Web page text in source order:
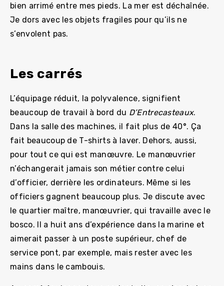
bien arrimé entre mes pieds. La mer est déchaînée.
Je dors avec les objets fragiles pour qu’ils ne
s’envolent pas.
Les carrés
L’équipage réduit, la polyvalence, signifient
beaucoup de travail à bord du D’Entrecasteaux.
Dans la salle des machines, il fait plus de 40°. Ça
fait beaucoup de T-shirts à laver. Dehors, aussi,
pour tout ce qui est manœuvre. Le manœuvrier
n’échangerait jamais son métier contre celui
d’officier, derrière les ordinateurs. Même si les
officiers gagnent beaucoup plus. Je discute avec
le quartier maître, manœuvrier, qui travaille avec le
bosco. Il a huit ans d’expérience dans la marine et
aimerait passer à un poste supérieur, chef de
service pont, par exemple, mais rester avec les
mains dans le cambouis.